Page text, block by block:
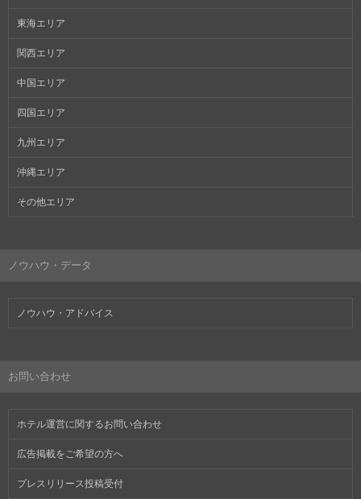
東海エリア
関西エリア
中国エリア
四国エリア
九州エリア
沖縄エリア
その他エリア
ノウハウ・データ
ノウハウ・アドバイス
お問い合わせ
ホテル運営に関するお問い合わせ
広告掲載をご希望の方へ
プレスリリース投稿受付